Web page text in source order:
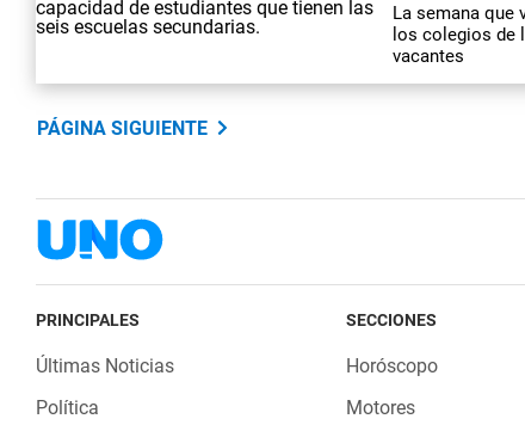
La semana que
los colegios de
vacantes
PÁGINA SIGUIENTE
PRINCIPALES
Últimas Noticias
Política
SECCIONES
Horóscopo
Motores